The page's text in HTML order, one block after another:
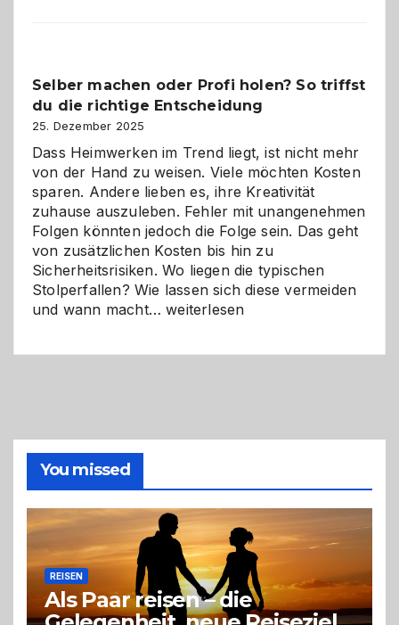
Herausforderungen
und
Zukunft
Selber machen oder Profi holen? So triffst
du die richtige Entscheidung
25. Dezember 2025
Dass Heimwerken im Trend liegt, ist nicht mehr
von der Hand zu weisen. Viele möchten Kosten
sparen. Andere lieben es, ihre Kreativität
zuhause auszuleben. Fehler mit unangenehmen
Folgen könnten jedoch die Folge sein. Das geht
von zusätzlichen Kosten bis hin zu
Sicherheitsrisiken. Wo liegen die typischen
Stolperfallen? Wie lassen sich diese vermeiden
und wann macht…Selber
richtige
Entscheidung
weiterlesen
You missed
REISEN
Als Paar reisen – die